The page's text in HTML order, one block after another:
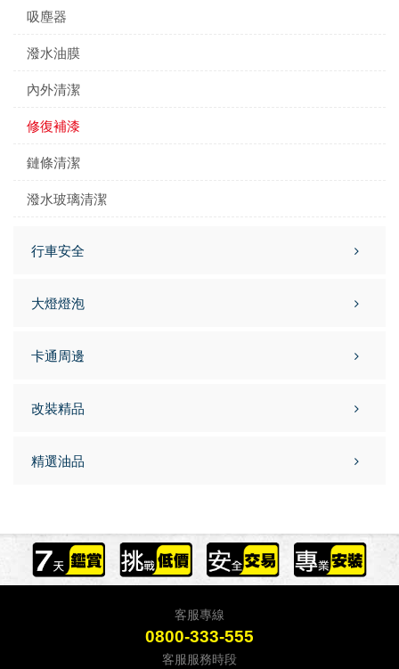
吸塵器
潑水油膜
內外清潔
修復補漆
鏈條清潔
潑水玻璃清潔
行車安全
大燈燈泡
卡通周邊
改裝精品
精選油品
客服專線
0800-333-555
客服服務時段